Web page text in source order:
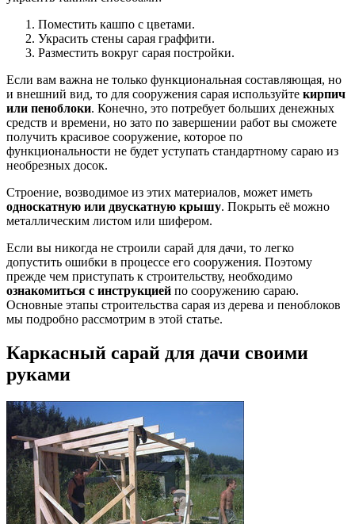
Поместить кашпо с цветами.
Украсить стены сарая граффити.
Разместить вокруг сарая постройки.
Если вам важна не только функциональная составляющая, но
и внешний вид, то для сооружения сарая используйте кирпич
или пеноблоки. Конечно, это потребует больших денежных
средств и времени, но зато по завершении работ вы сможете
получить красивое сооружение, которое по
функциональности не будет уступать стандартному сараю из
необрезных досок.
Строение, возводимое из этих материалов, может иметь
односкатную или двускатную крышу. Покрыть её можно
металлическим листом или шифером.
Если вы никогда не строили сарай для дачи, то легко
допустить ошибки в процессе его сооружения. Поэтому
прежде чем приступать к строительству, необходимо
ознакомиться с инструкцией по сооружению сараю.
Основные этапы строительства сарая из дерева и пеноблоков
мы подробно рассмотрим в этой статье.
Каркасный сарай для дачи своими
руками